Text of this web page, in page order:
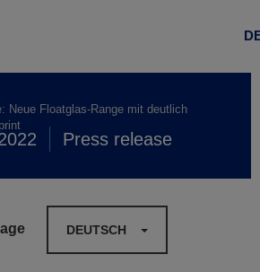
Neue Floatglas-Range mit deutlich
Press release
DEUTSCH